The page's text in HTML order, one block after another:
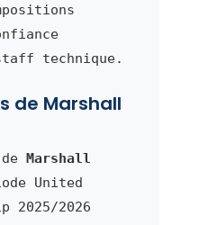
technique.
de Marshall
Marshall
United
2025/2026